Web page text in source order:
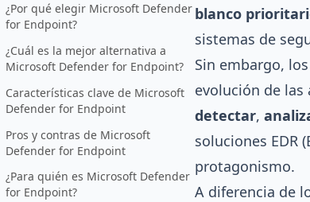
¿Por qué elegir Microsoft Defender
for Endpoint?
¿Cuál es la mejor alternativa a
Microsoft Defender for Endpoint?
Características clave de Microsoft
Defender for Endpoint
Pros y contras de Microsoft
Defender for Endpoint
¿Para quién es Microsoft Defender
for Endpoint?
blanco
sistemas de
Sin embargo,
evolución de las
detectar,
soluciones EDR
protagonismo.
A diferencia de